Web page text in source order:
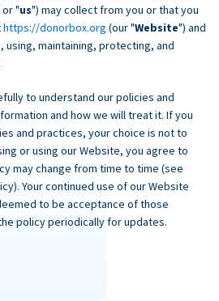
or "us") may collect from you or that you
https://donorbox.org (our "Website") and
maintaining, protecting, and
to understand our policies and
and how we will treat it. If you
and practices, your choice is not to
or using our Website, you agree to
may change from time to time (see
Your continued use of our Website
to be acceptance of those
policy periodically for updates.